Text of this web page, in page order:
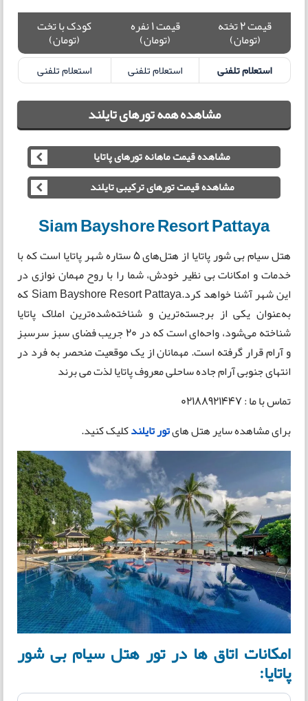
قیمت 2 تخته
(تومان)
قیمت 1 نفره
(تومان)
کودک با تخت
(تومان)
استعلام تلفنی استعلام تلفنی استعلام تلفنی
مشاهده همه تورهای تایلند
مشاهده قیمت ماهانه تورهای پاتایا
مشاهده قیمت تورهای ترکیبی تایلند
Siam Bayshore Resort Pattaya
هتل سیام بی شور پاتایا از هتل‌های ۵ ستاره شهر پاتایا است که با
خدمات و امکانات بی نظیر خودش، شما را با روح مهمان نوازی در
این شهر آشنا خواهد کرد.Siam Bayshore Resort Pattaya که
به‌عنوان یکی از برجسته‌ترین و شناخته‌شده‌ترین املاک پاتایا
شناخته می‌شود، واحه‌ای است که در 20 جریب فضای سبز سرسبز
و آرام قرار گرفته است. مهمانان از یک موقعیت منحصر به فرد در
انتهای جنوبی آرام جاده ساحلی معروف پاتایا لذت می برند
تماس با ما : 02188921447
برای مشاهده سایر هتل هایتور تایلندکلیک کنید.
امکانات اتاق ها در تور هتل سیام بی شور
پاتایا: